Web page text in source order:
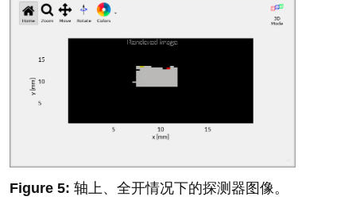
轴上、全开情况下的探测器图像。